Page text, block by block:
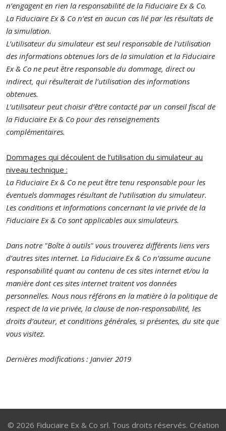
n’engagent en rien la responsabilité de la Fiduciaire Ex & Co.
La Fiduciaire Ex & Co n’est en aucun cas lié par les résultats de
la simulation.
L’utilisateur du simulateur est seul responsable de l’utilisation
des informations obtenues lors de la simulation et la Fiduciaire
Ex & Co ne peut être responsable du dommage, direct ou
indirect, qui résulterait de l’utilisation des informations
obtenues.
L’utilisateur peut choisir d’être contacté par un conseil fiscal de
la Fiduciaire Ex & Co pour des renseignements
complémentaires.
Dommages qui découlent de l’utilisation du simulateur au
niveau technique :
La Fiduciaire Ex & Co ne peut être tenu responsable pour les
éventuels dommages résultant de l’utilisation du simulateur.
Les conditions et informations concernant la vie privée de la
Fiduciaire Ex & Co sont applicables aux simulateurs.
Dans notre "Boîte à outils" vous trouverez différents liens vers
d’autres sites internet. La Fiduciaire Ex & Co n’assume aucune
responsabilité quant au contenu de ces sites internet et/ou la
manière dont ces sites internet traitent vos données
personnelles. Nous nous référons en la matière à la politique de
respect de la vie privée, la clause de non-responsabilité, les
droits d’auteur, et conditions générales, si présentes, du site que
vous visitez.
Dernières modifications : Janvier 2019
© 2026 Fiduciaire Ex & Co srl. Tous droits réservés. Création